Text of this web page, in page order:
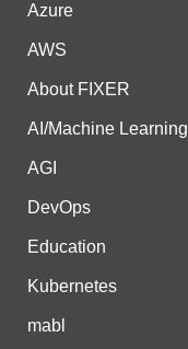
Azure
AWS
About FIXER
AI/Machine Learning
AGI
DevOps
Education
Kubernetes
mabl